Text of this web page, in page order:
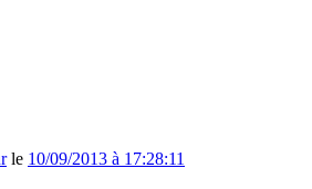
le 10/09/2013 à 17:28:11